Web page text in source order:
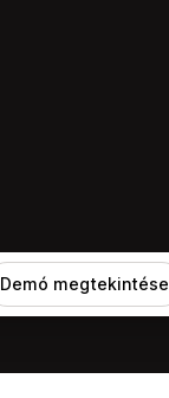
Demó megtekintése